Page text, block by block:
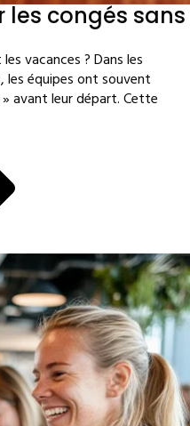
congés sans
vacances ? Dans les
les équipes ont souvent
avant leur départ. Cette